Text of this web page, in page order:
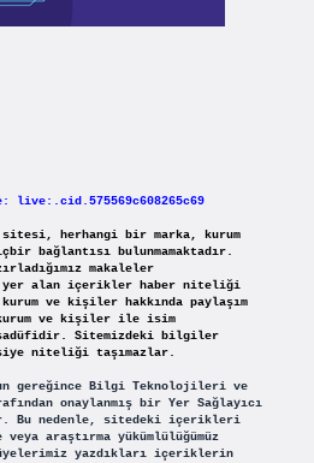
live:.cid.575569c608265c69
herhangi bir marka, kurum
bağlantısı bulunmamaktadır.
makaleler
yer alan içerikler haber niteliği
ve kişiler hakkında paylaşım
kurum ve kişiler ile isim
Sitemizdeki bilgiler
niteliği taşımazlar.
gereğince Bilgi Teknolojileri ve
onaylanmış bir Yer Sağlayıcı
Bu nedenle, sitedeki içerikleri
araştırma yükümlülüğümüz
üyelerimiz yazdıkları içeriklerin